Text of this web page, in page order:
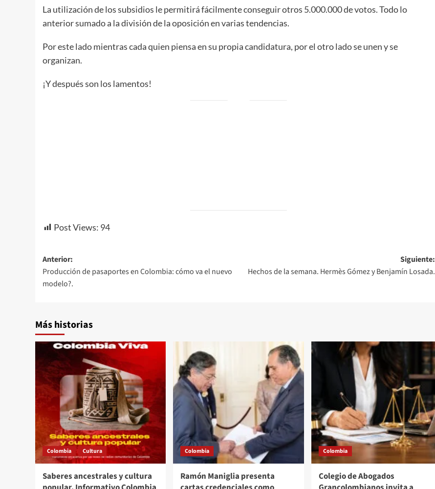
La utilización de los subsidios le permitirá fácilmente conseguir otros 5.000.000 de votos. Todo lo
anterior sumado a la división de la oposición en varias tendencias.
Por este lado mientras cada quien piensa en su propia candidatura, por el otro lado se unen y se
organizan.
¡Y después son los lamentos!
Post Views: 94
Navegación
de
entradas
Anterior:
Producción de pasaportes en Colombia: cómo va el nuevo
modelo?.
Siguiente:
Hechos de la semana. Hermès Gómez y Benjamín Losada.
Más historias
Colombia Cultura
Saberes ancestrales y cultura
Colombia
Ramón Maniglia presenta
Colombia
Colegio de Abogados